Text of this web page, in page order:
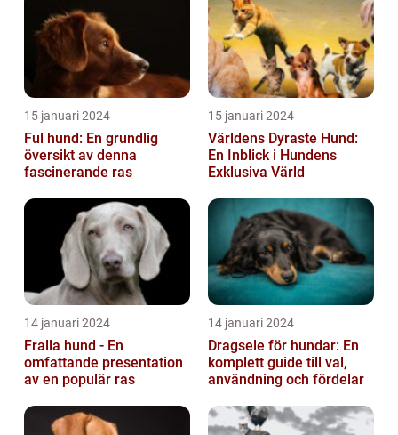
15 januari 2024
Ful hund: En grundlig
översikt av denna
fascinerande ras
15 januari 2024
Världens Dyraste Hund:
En Inblick i Hundens
Exklusiva Värld
14 januari 2024
Fralla hund - En
omfattande presentation
av en populär ras
14 januari 2024
Dragsele för hundar: En
komplett guide till val,
användning och fördelar